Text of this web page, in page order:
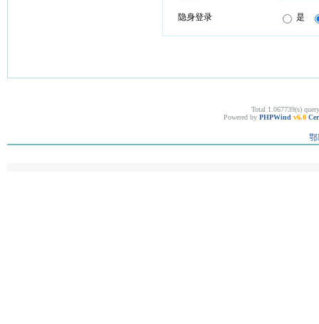
隐身登录 是
Total 1.067739(s)
Powered by PHPWind v6.0
鄂